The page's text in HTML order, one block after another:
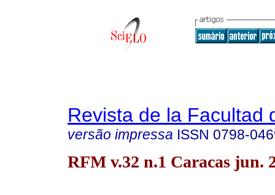
Revista de la Facultad
versão impressa ISSN 0798-
RFM v.32 n.1 Caracas jun.